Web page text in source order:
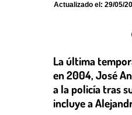
Actualizado el: 29/05/
La última
en 2004, José
a la policía tras
incluye a